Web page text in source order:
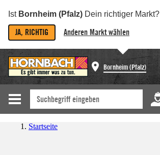
Ist Bornheim (Pfalz) Dein richtiger Markt?
JA, RICHTIG Anderen Markt wählen
Bornheim (Pfalz)
Startseite